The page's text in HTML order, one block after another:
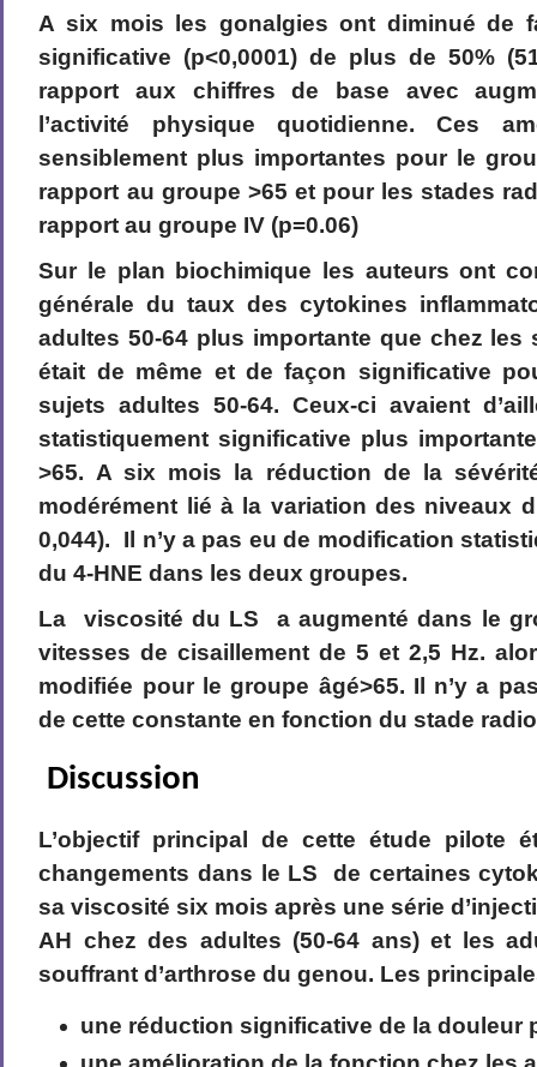
A six mois les gonalgies ont diminué de
significative (p<0,0001) de plus de 50%
rapport aux chiffres de base avec
l’activité physique quotidienne. Ces
sensiblement plus importantes pour le
rapport au groupe >65 et pour les stades
rapport au groupe IV (p=0.06)
Sur le plan biochimique les auteurs ont
générale du taux des cytokines
adultes 50-64 plus importante que chez les
était de même et de façon significative
sujets adultes 50-64. Ceux-ci avaient
statistiquement significative plus
>65. A six mois la réduction de la
modérément lié à la variation des niveaux
0,044). Il n’y a pas eu de modification
du 4-HNE dans les deux groupes.
La viscosité du LS a augmenté dans le
vitesses de cisaillement de 5 et 2,5 Hz.
modifiée pour le groupe âgé>65. Il n’y a
de cette constante en fonction du stade
Discussion
L’objectif principal de cette étude pilote
changements dans le LS de certaines
sa viscosité six mois après une série
AH chez des adultes (50-64 ans) et les
souffrant d’arthrose du genou. Les
une réduction significative de la douleur